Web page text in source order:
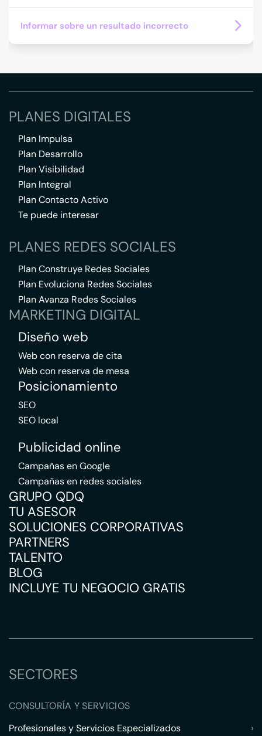
Informar sobre un resultado incorrecto
PLANES DIGITALES
Plan Impulsa
Plan Desarrollo
Plan Visibilidad
Plan Integral
Plan Contacto Activo
Te puede interesar
PLANES REDES SOCIALES
Plan Construye Redes Sociales
Plan Evoluciona Redes Sociales
Plan Avanza Redes Sociales
MARKETING DIGITAL
Diseño web
Web con reserva de cita
Web con reserva de mesa
Posicionamiento
SEO
SEO local
Publicidad online
Campañas en Google
Campañas en redes sociales
GRUPO QDQ
TU ASESOR
SOLUCIONES CORPORATIVAS
PARTNERS
TALENTO
BLOG
INCLUYE TU NEGOCIO GRATIS
SECTORES
CONSULTORÍA Y SERVICIOS
Profesionales y Servicios Especializados
›